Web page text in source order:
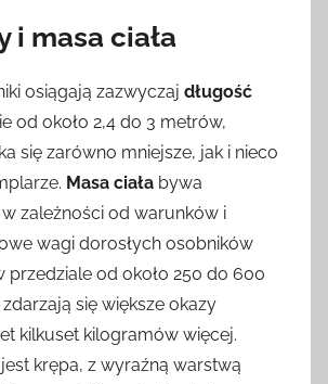
i masa ciała
osiągają zazwyczaj długość
od około 2,4 do 3 metrów,
się zarówno mniejsze, jak i nieco
Masa ciała bywa
zależności od warunków i
wagi dorosłych osobników
przedziale od około 250 do 600
się większe okazy
kilkuset kilogramów więcej.
krępa, z wyraźną warstwą